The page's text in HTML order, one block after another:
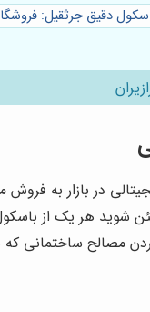
دقیق جرثقیل:
در بازار به
شوید هر یک از
مصالح ساختمانی